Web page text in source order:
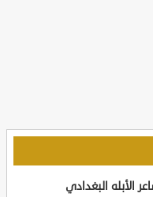
الأبله البغدادي